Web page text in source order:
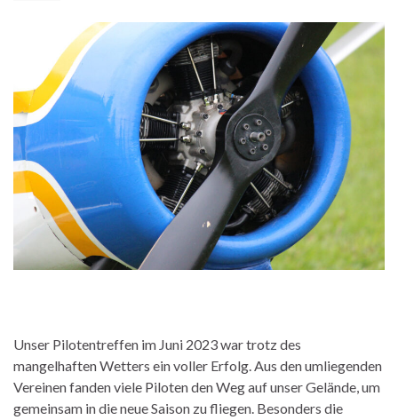
Unser Pilotentreffen im Juni 2023 war trotz des
mangelhaften Wetters ein voller Erfolg. Aus den umliegenden
Vereinen fanden viele Piloten den Weg auf unser Gelände, um
gemeinsam in die neue Saison zu fliegen. Besonders die